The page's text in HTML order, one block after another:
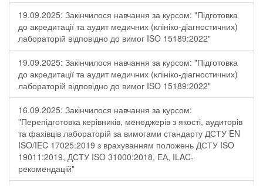
19.09.2025: Закінчилося навчання за курсом: "Підготовка
до акредитації та аудит медичних (клініко-діагностичних)
лабораторій відповідно до вимог ISO 15189:2022"
19.09.2025: Закінчилося навчання за курсом: "Підготовка
до акредитації та аудит медичних (клініко-діагностичних)
лабораторій відповідно до вимог ISO 15189:2022"
16.09.2025: Закінчилося навчання за курсом:
"Перепідготовка керівників, менеджерів з якості, аудиторів
та фахівців лабораторій за вимогами стандарту ДСТУ EN
ISO/IEC 17025:2019 з врахуванням положень ДСТУ ISO
19011:2019, ДСТУ ISO 31000:2018, ЕА, ILAC-
рекомендацій"